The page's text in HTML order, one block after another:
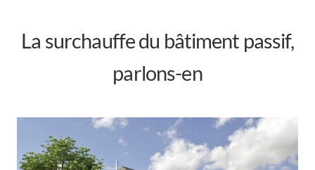
La surchauffe du bâtiment passif,
parlons-en